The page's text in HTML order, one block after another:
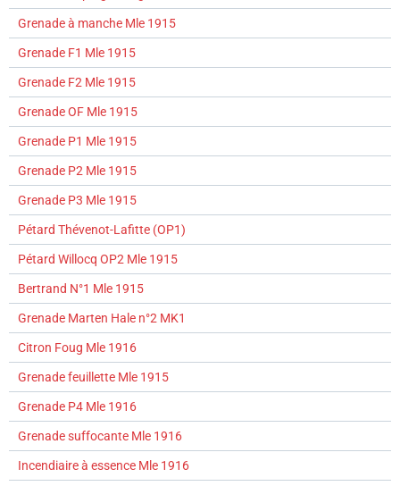
Grenade à manche Mle 1915
Grenade F1 Mle 1915
Grenade F2 Mle 1915
Grenade OF Mle 1915
Grenade P1 Mle 1915
Grenade P2 Mle 1915
Grenade P3 Mle 1915
Pétard Thévenot-Lafitte (OP1)
Pétard Willocq OP2 Mle 1915
Bertrand N°1 Mle 1915
Grenade Marten Hale n°2 MK1
Citron Foug Mle 1916
Grenade feuillette Mle 1915
Grenade P4 Mle 1916
Grenade suffocante Mle 1916
Incendiaire à essence Mle 1916